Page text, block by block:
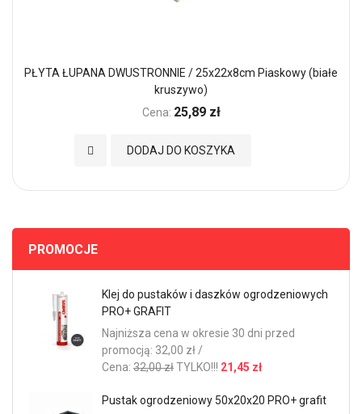
PŁYTA ŁUPANA DWUSTRONNIE / 25x22x8cm Piaskowy (białe
kruszywo)
Cena: 25,89 zł
DODAJ DO KOSZYKA
Dodaj do Ulubionych
PROMOCJE
Klej do pustaków i daszków ogrodzeniowych
PRO+ GRAFIT
Najniższa cena w okresie 30 dni przed
promocją: 32,00 zł /
Cena: 32,00 złTYLKO!!! 21,45 zł
Pustak ogrodzeniowy 50x20x20 PRO+ grafit